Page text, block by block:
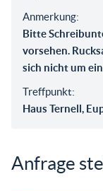
Anmerkung:
Bitte
vorsehen.
sich nicht um
Treffpunkt:
Haus Ternell,
Anfrage